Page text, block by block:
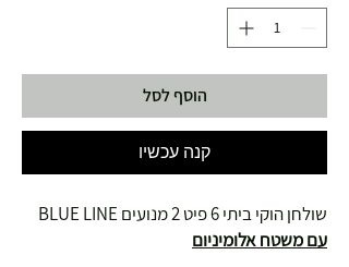
הוסף לסל
קנה עכשיו
שולחן הוקי ביתי 6 פיט 2 מנועים BLUE LINE
עם משטח אלומיניום